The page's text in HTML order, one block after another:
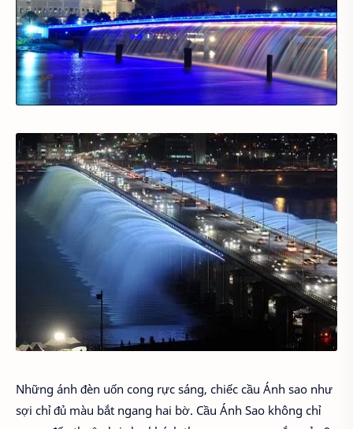
Những ánh đèn uốn cong rực sáng, chiếc cầu Ánh sao như
sợi chỉ đủ màu bắt ngang hai bờ. Cầu Ánh Sao không chỉ